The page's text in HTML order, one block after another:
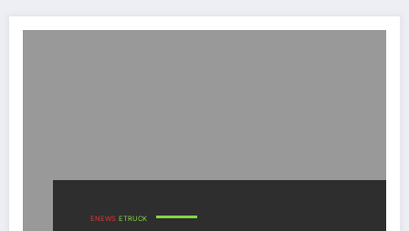
ENEWS ETRUCK